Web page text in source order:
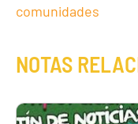
comunidades
NOTAS